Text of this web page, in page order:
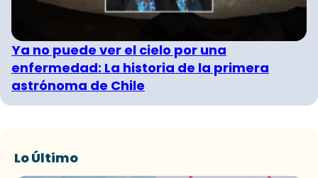
Ya no puede ver el cielo por una
enfermedad: La historia de la primera
astrónoma de Chile
Lo Último